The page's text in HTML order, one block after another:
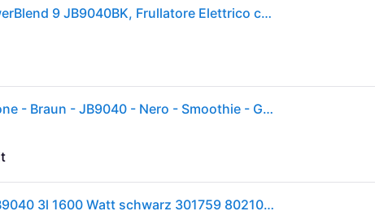
Braun Frullatore PowerBlend 9 JB9040BK, Frullatore Elettrico con Esclusiva Caraffa Triangolare, 10 Impostazioni di Velocità Manuali Più Pulse, Motore da 1600 W, Facile da Pulire, Nero
Frullatore a immersione - Braun - JB9040 - Nero - Smoothie - Ghiaccio tritato
Braun Standmixer JB9040 3l 1600 Watt schwarz 301759 8021098001061